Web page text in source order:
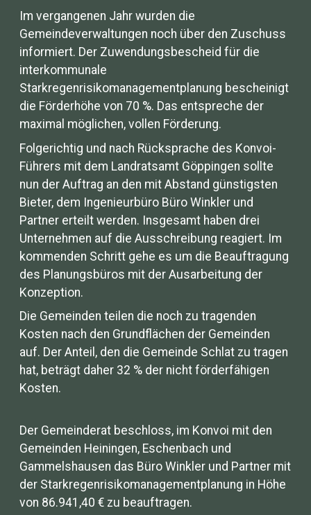
Im vergangenen Jahr wurden die
Gemeindeverwaltungen noch über den Zuschuss
informiert. Der Zuwendungsbescheid für die
interkommunale
Starkregenrisikomanagementplanung bescheinigt
die Förderhöhe von 70 %. Das entspreche der
maximal möglichen, vollen Förderung.
Folgerichtig und nach Rücksprache des Konvoi-
Führers mit dem Landratsamt Göppingen sollte
nun der Auftrag an den mit Abstand günstigsten
Bieter, dem Ingenieurbüro Büro Winkler und
Partner erteilt werden. Insgesamt haben drei
Unternehmen auf die Ausschreibung reagiert. Im
kommenden Schritt gehe es um die Beauftragung
des Planungsbüros mit der Ausarbeitung der
Konzeption.
Die Gemeinden teilen die noch zu tragenden
Kosten nach den Grundflächen der Gemeinden
auf. Der Anteil, den die Gemeinde Schlat zu tragen
hat, beträgt daher 32 % der nicht förderfähigen
Kosten.
Der Gemeinderat beschloss, im Konvoi mit den
Gemeinden Heiningen, Eschenbach und
Gammelshausen das Büro Winkler und Partner mit
der Starkregenrisikomanagementplanung in Höhe
von 86.941,40 € zu beauftragen.